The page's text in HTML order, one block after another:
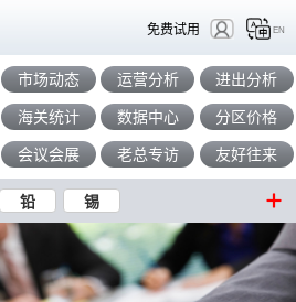
免费试用 EN
市场动态 运营分析 进出分析
海关统计 数据中心 分区价格
会议会展 老总专访 友好往来
铅 锡